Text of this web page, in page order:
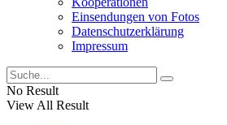
Einsendungen von Fotos
Datenschutzerklärung
Impressum
No Result
View All Result